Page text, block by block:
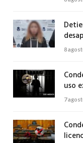
8
uso
7